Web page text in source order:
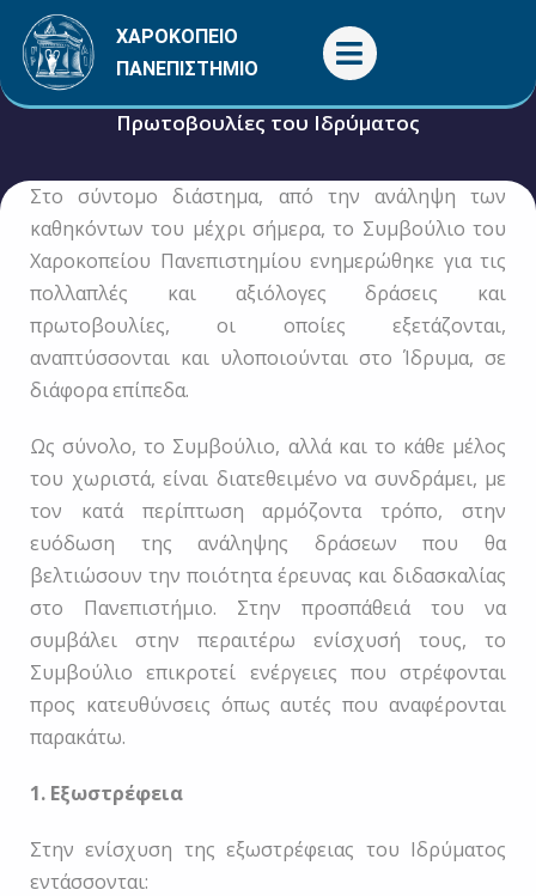
Μετάβαση
στο
περιεχόμενο
ΧΑΡΟΚΟΠΕΙΟ
ΠΑΝΕΠΙΣΤΗΜΙΟ
Πρωτοβουλίες του Ιδρύματος
14 Απριλίου, 2016 Γενικές
Στο σύντομο διάστημα, από την ανάληψη των
καθηκόντων του μέχρι σήμερα, το Συμβούλιο του
Χαροκοπείου Πανεπιστημίου ενημερώθηκε για τις
πολλαπλές και αξιόλογες δράσεις και
πρωτοβουλίες, οι οποίες εξετάζονται,
αναπτύσσονται και υλοποιούνται στο Ίδρυμα, σε
διάφορα επίπεδα.
Ως σύνολο, το Συμβούλιο, αλλά και το κάθε μέλος
του χωριστά, είναι διατεθειμένο να συνδράμει, με
τον κατά περίπτωση αρμόζοντα τρόπο, στην
ευόδωση της ανάληψης δράσεων που θα
βελτιώσουν την ποιότητα έρευνας και διδασκαλίας
στο Πανεπιστήμιο. Στην προσπάθειά του να
συμβάλει στην περαιτέρω ενίσχυσή τους, το
Συμβούλιο επικροτεί ενέργειες που στρέφονται
προς κατευθύνσεις όπως αυτές που αναφέρονται
παρακάτω.
1. Εξωστρέφεια
Στην ενίσχυση της εξωστρέφειας του Ιδρύματος
εντάσσονται: